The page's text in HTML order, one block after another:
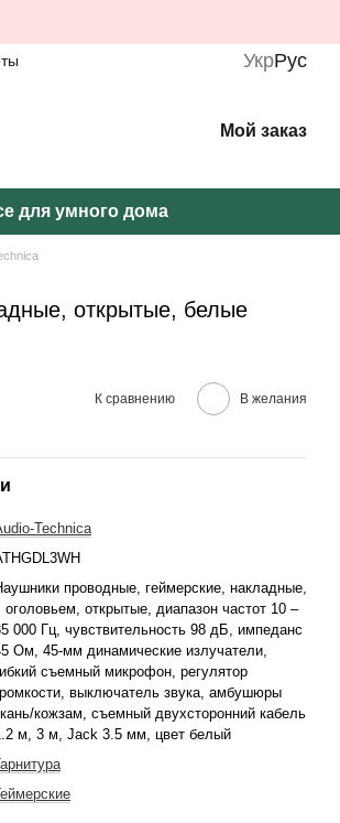
УкрРус
Мой заказ
для умного дома
открытые, белые
К сравнению В желания
Technica
проводные, геймерские, накладные,
оголовьем, открытые, диапазон частот 10 –
000 Гц, чувствительность 98 дБ, импеданс
Ом, 45-мм динамические излучатели,
съемный микрофон, регулятор
выключатель звука, амбушюры
кожзам, съемный двухсторонний кабель
м, 3 м, Jack 3.5 мм, цвет белый